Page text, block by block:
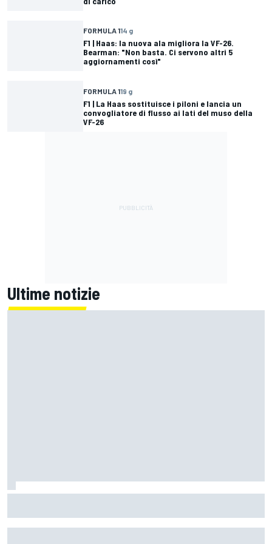
FORMULA 114 g
F1 | Haas: la nuova ala migliora la VF-26.
Bearman: "Non basta. Ci servono altri 5
aggiornamenti così"
FORMULA 119 g
F1 | La Haas sostituisce i piloni e lancia un
convogliatore di flusso ai lati del muso della
VF-26
Ultime notizie